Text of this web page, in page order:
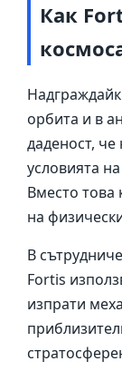
Как
орбита и в
даденост,
условията
Вместо това
на
В
Fortis
изпрати